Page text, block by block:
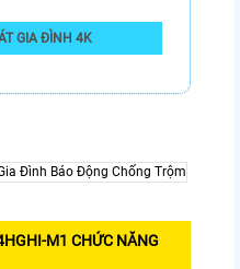
GIA ĐÌNH 4K
M1 CHỨC NĂNG